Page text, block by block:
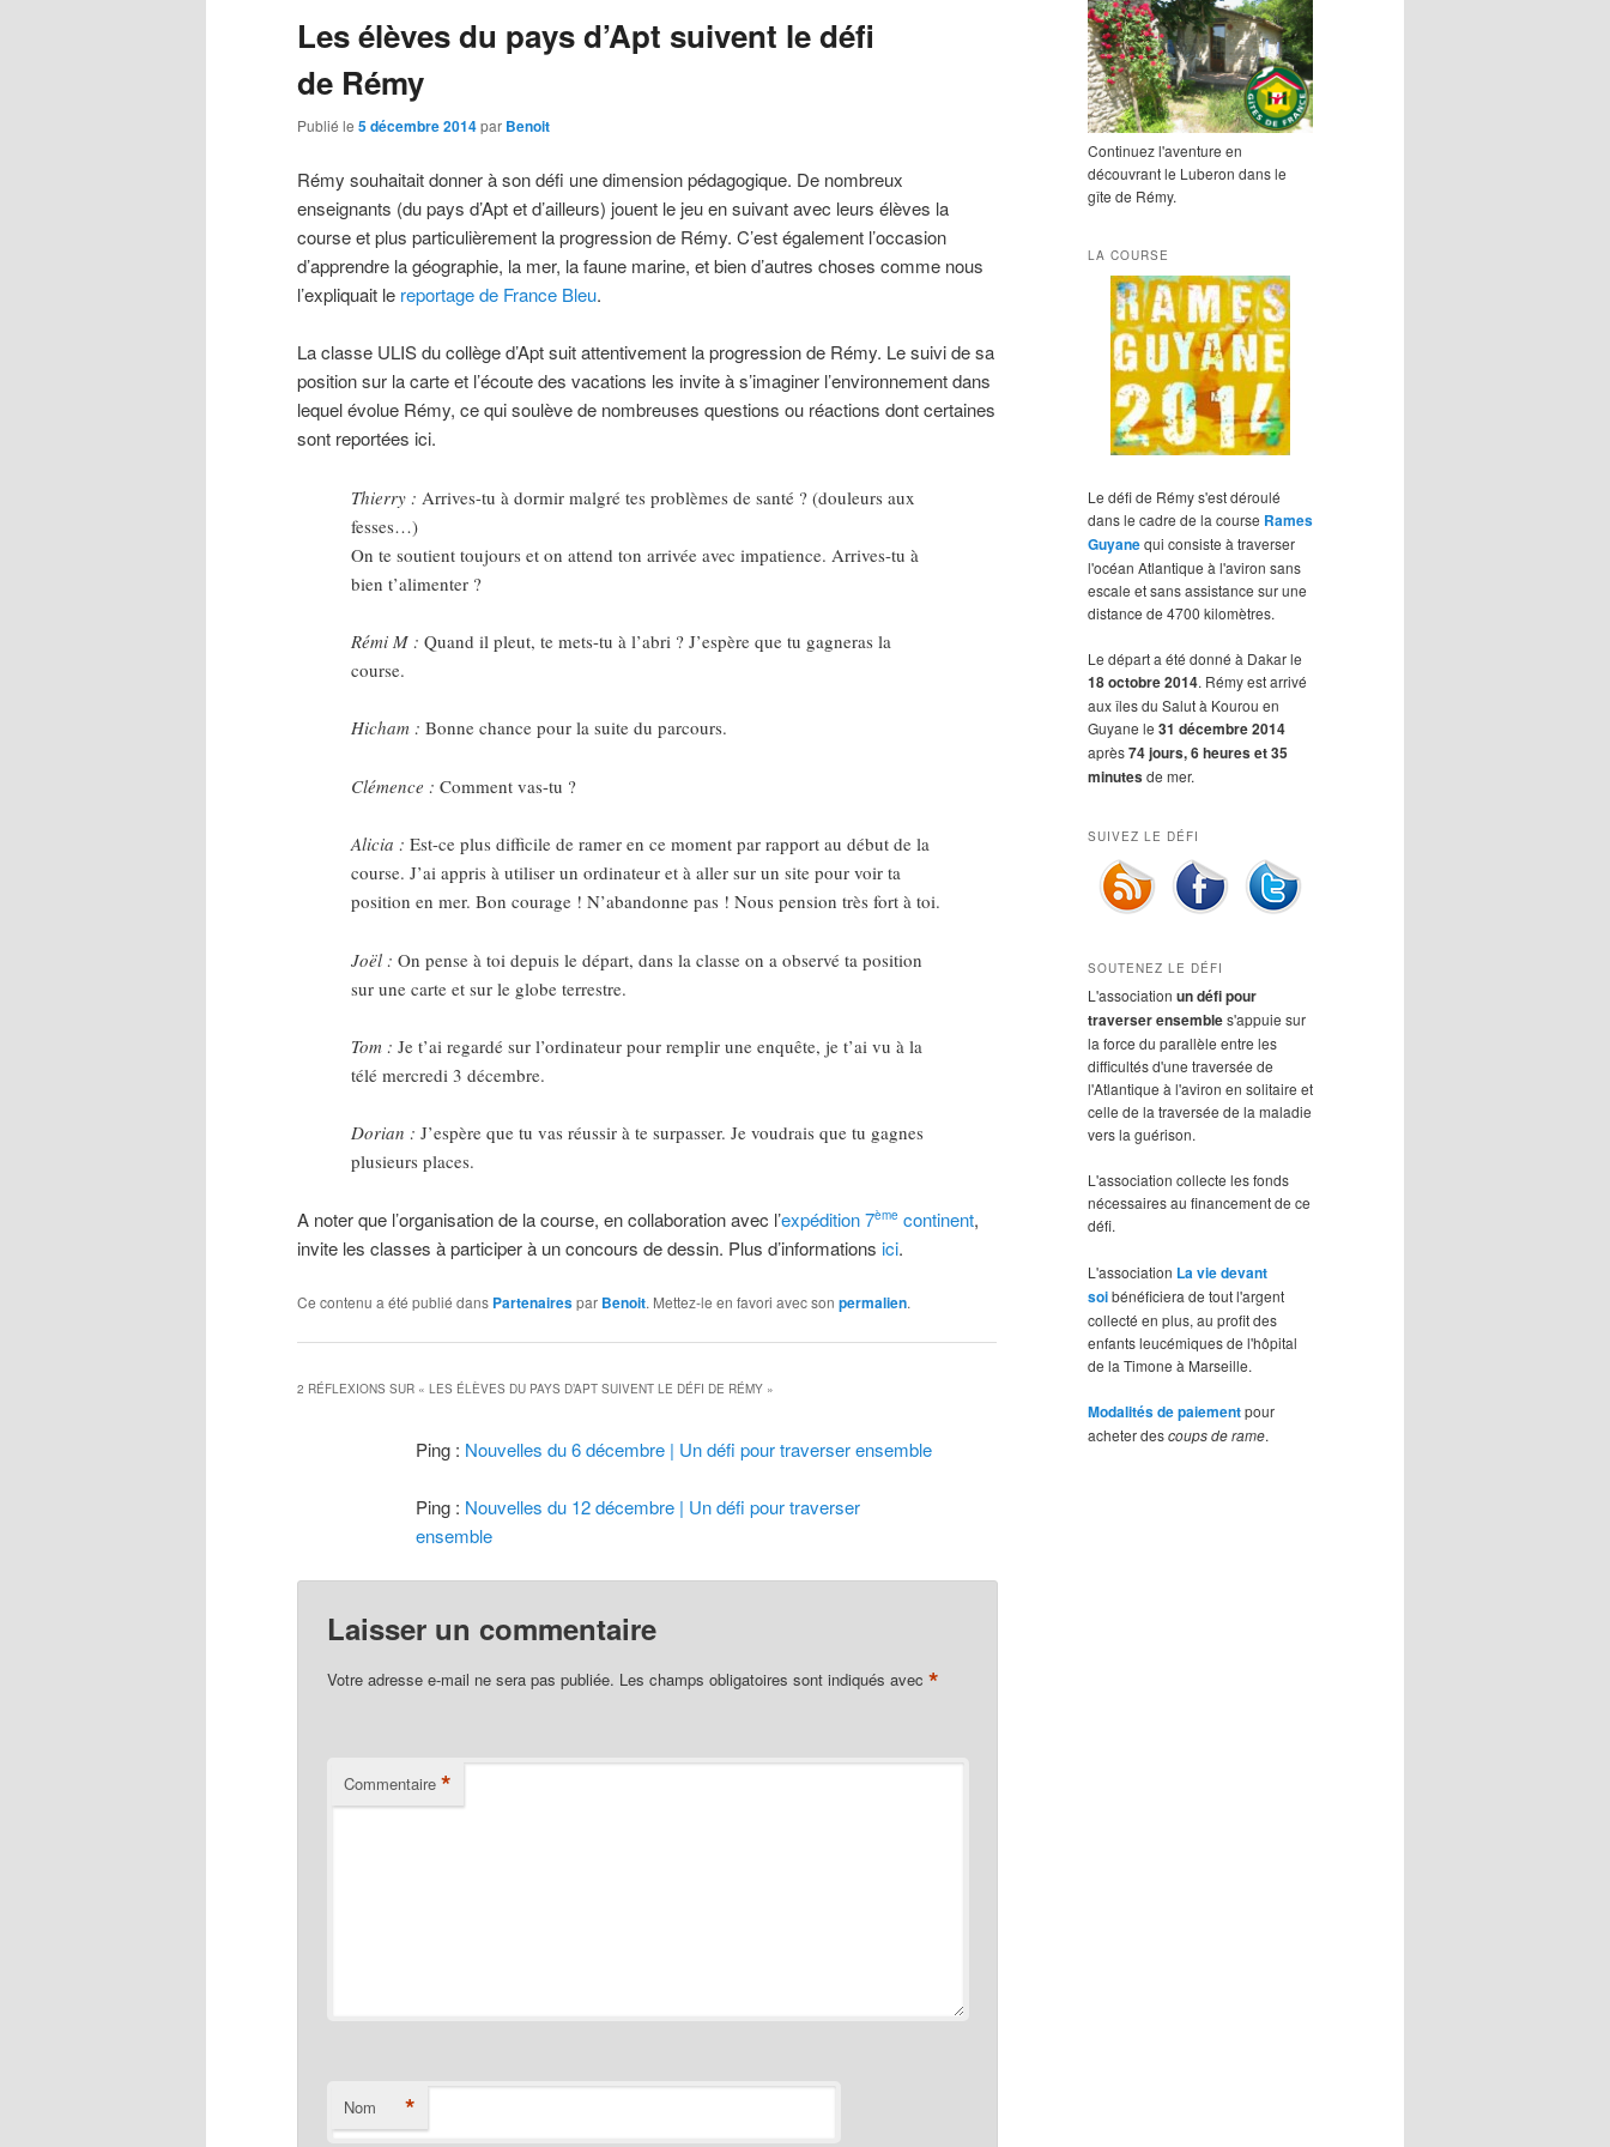
principal
secondaire
Les élèves du pays d’Apt suivent le défi
de Rémy
Publié le 5 décembre 2014par Benoit
Rémy souhaitait donner à son défi une dimension pédagogique. De nombreux
enseignants (du pays d’Apt et d’ailleurs) jouent le jeu en suivant avec leurs élèves la
course et plus particulièrement la progression de Rémy. C’est également l’occasion
d’apprendre la géographie, la mer, la faune marine, et bien d’autres choses comme nous
l’expliquait le reportage de France Bleu.
La classe ULIS du collège d’Apt suit attentivement la progression de Rémy. Le suivi de sa
position sur la carte et l’écoute des vacations les invite à s’imaginer l’environnement dans
lequel évolue Rémy, ce qui soulève de nombreuses questions ou réactions dont certaines
sont reportées ici.
Thierry : Arrives-tu à dormir malgré tes problèmes de santé ? (douleurs aux
fesses…)
On te soutient toujours et on attend ton arrivée avec impatience. Arrives-tu à
bien t’alimenter ?
Rémi M : Quand il pleut, te mets-tu à l’abri ? J’espère que tu gagneras la
course.
Hicham : Bonne chance pour la suite du parcours.
Clémence : Comment vas-tu ?
Alicia : Est-ce plus difficile de ramer en ce moment par rapport au début de la
course. J’ai appris à utiliser un ordinateur et à aller sur un site pour voir ta
position en mer. Bon courage ! N’abandonne pas ! Nous pension très fort à toi.
Joël : On pense à toi depuis le départ, dans la classe on a observé ta position
sur une carte et sur le globe terrestre.
Tom : Je t’ai regardé sur l’ordinateur pour remplir une enquête, je t’ai vu à la
télé mercredi 3 décembre.
Dorian : J’espère que tu vas réussir à te surpasser. Je voudrais que tu gagnes
plusieurs places.
A noter que l’organisation de la course, en collaboration avec l’expédition 7ème continent,
invite les classes à participer à un concours de dessin. Plus d’informations ici.
Ce contenu a été publié dans Partenairespar Benoit. Mettez-le en favori avec son permalien.
2 RÉFLEXIONS SUR « LES ÉLÈVES DU PAYS D’APT SUIVENT LE DÉFI DE RÉMY »
Ping : Nouvelles du 6 décembre | Un défi pour traverser ensemble
Ping : Nouvelles du 12 décembre | Un défi pour traverser
ensemble
Laisser un commentaire
Votre adresse e-mail ne sera pas publiée. Les champs obligatoires sont indiqués avec*
Commentaire *
Nom *
Continuez l'aventure en
découvrant le Luberon dans le
gîte de Rémy.
LA COURSE
Le défi de Rémy s'est déroulé
dans le cadre de la course Rames
Guyanequi consiste à traverser
l'océan Atlantique à l'aviron sans
escale et sans assistance sur une
distance de 4700 kilomètres.
Le départ a été donné à Dakar le
18 octobre 2014. Rémy est arrivé
aux îles du Salut à Kourou en
Guyane le 31 décembre 2014
après74 jours, 6 heures et 35
minutesde mer.
SUIVEZ LE DÉFI
SOUTENEZ LE DÉFI
L'association un défi pour
traverser ensembles'appuie sur
la force du parallèle entre les
difficultés d'une traversée de
l'Atlantique à l'aviron en solitaire et
celle de la traversée de la maladie
vers la guérison.
L'association collecte les fonds
nécessaires au financement de ce
défi.
L'association La vie devant
soibénéficiera de tout l'argent
collecté en plus, au profit des
enfants leucémiques de l'hôpital
de la Timone à Marseille.
Modalités de paiementpour
acheter descoups de rame.